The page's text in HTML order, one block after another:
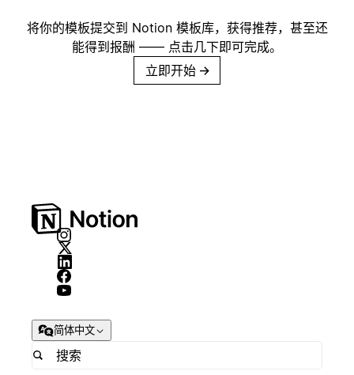
将你的模板提交到 Notion 模板库，获得推荐，甚至还
能得到报酬 —— 点击几下即可完成。
立即开始 →
简体中文